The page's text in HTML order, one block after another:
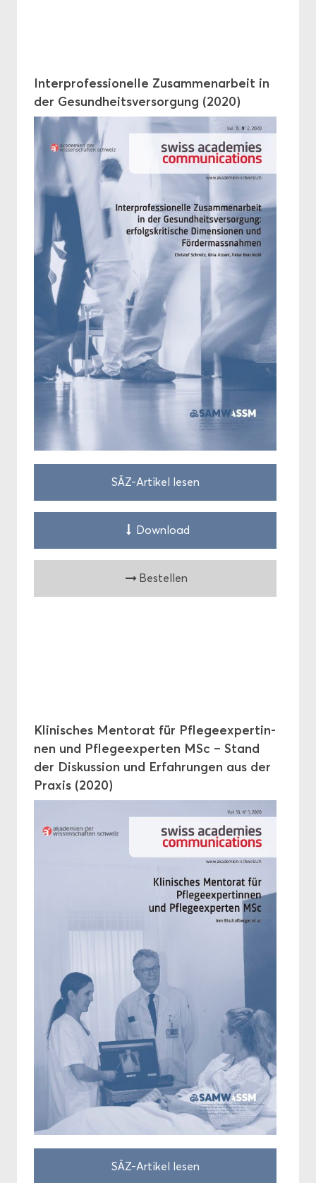
In­ter­pro­fes­sio­nel­le Zu­sam­men­ar­beit in
der Ge­sund­heits­ver­sor­gung (2020)
SÄZ-​Artikel lesen
Down­load
Be­stel­len
Kli­ni­sches Men­to­rat für Pfle­ge­ex­per­tin­
nen und Pfle­ge­ex­per­ten MSc – Stand
der Dis­kus­si­on und Er­fah­run­gen aus der
Pra­xis (2020)
SÄZ-​Artikel lesen